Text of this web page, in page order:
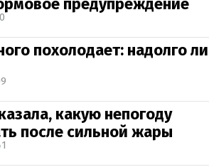
похолодает: надолго ли
какую непогоду
после сильной жары